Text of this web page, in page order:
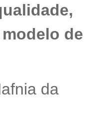
de
da